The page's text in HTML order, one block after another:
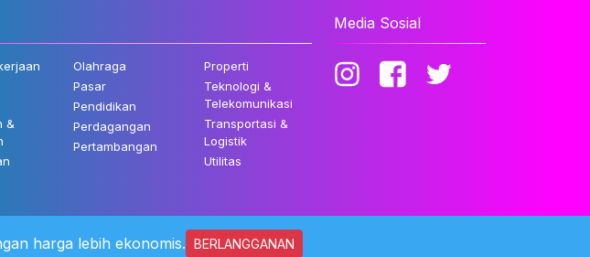
&
Olahraga
Pasar
Pendidikan
Perdagangan
Pertambangan
Properti
Teknologi &
Telekomunikasi
Transportasi &
Logistik
Utilitas
Media Sosial
Katadata. Hak cipta dilindungi Undang-undang.
harga lebih ekonomis. BERLANGGANAN